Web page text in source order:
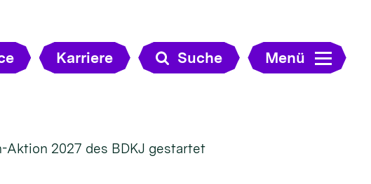
Karriere Suche Menü
Aktion 2027 des BDKJ gestartet